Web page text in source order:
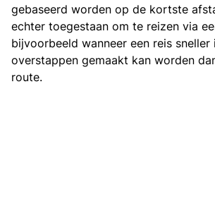
gebaseerd worden op de kortste
echter toegestaan om te reizen via
bijvoorbeeld wanneer een reis
overstappen gemaakt kan worden
route.